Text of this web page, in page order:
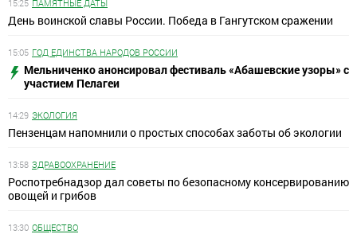
15:25 ПАМЯТНЫЕ ДАТЫ
День воинской славы России. Победа в Гангутском сражении
15:05 ГОД ЕДИНСТВА НАРОДОВ РОССИИ
Мельниченко анонсировал фестиваль «Абашевские узоры» с
участием Пелагеи
14:29 ЭКОЛОГИЯ
Пензенцам напомнили о простых способах заботы об экологии
13:58 ЗДРАВООХРАНЕНИЕ
Роспотребнадзор дал советы по безопасному консервированию
овощей и грибов
13:30 ОБЩЕСТВО